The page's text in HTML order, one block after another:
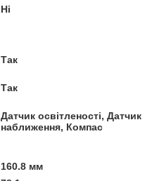
Ні
Так
Так
Датчик освітленості, Датчик
наближення, Компас
160.8 мм